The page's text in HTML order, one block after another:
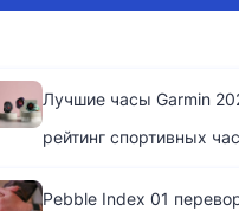
Лучшие часы Garmin
рейтинг спортивных
Pebble Index 01